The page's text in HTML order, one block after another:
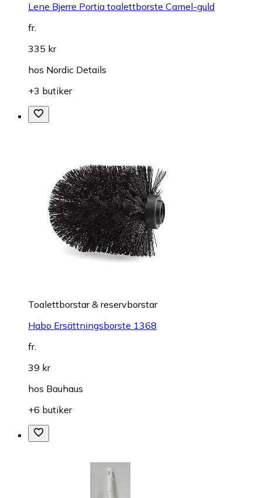
Lene Bjerre Portia toalettborste Camel-guld
fr.
335 kr
hos Nordic Details
+3 butiker
Toalettborstar & reservborstar
Habo Ersättningsborste 1368
fr.
39 kr
hos Bauhaus
+6 butiker